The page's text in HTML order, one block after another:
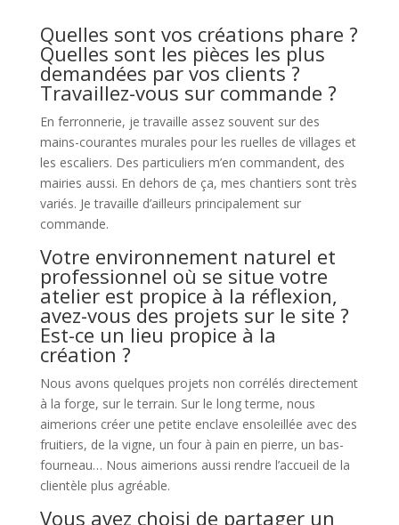
Quelles sont vos créations phare ?
Quelles sont les pièces les plus
demandées par vos clients ?
Travaillez-vous sur commande ?
En ferronnerie, je travaille assez souvent sur des
mains-courantes murales pour les ruelles de villages et
les escaliers. Des particuliers m’en commandent, des
mairies aussi. En dehors de ça, mes chantiers sont très
variés. Je travaille d’ailleurs principalement sur
commande.
Votre environnement naturel et
professionnel où se situe votre
atelier est propice à la réflexion,
avez-vous des projets sur le site ?
Est-ce un lieu propice à la
création ?
Nous avons quelques projets non corrélés directement
à la forge, sur le terrain. Sur le long terme, nous
aimerions créer une petite enclave ensoleillée avec des
fruitiers, de la vigne, un four à pain en pierre, un bas-
fourneau… Nous aimerions aussi rendre l’accueil de la
clientèle plus agréable.
Vous avez choisi de partager un